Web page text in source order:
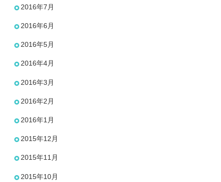
2016年7月
2016年6月
2016年5月
2016年4月
2016年3月
2016年2月
2016年1月
2015年12月
2015年11月
2015年10月